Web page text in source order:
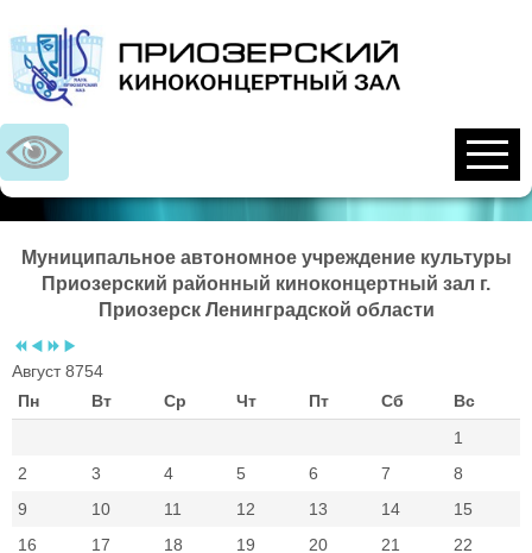
Муниципальное автономное учреждение культуры
Приозерский районный киноконцертный зал г.
Приозерск Ленинградской области
Предыдущий
Предыдущий
Следующий
Следующий
Август 8754
Пн
Вт Ср Чт Пт Сб
Вс
1
2
3 4 5 6 7
8
9
10 11 12 13 14
15
16
17 18 19 20 21
22